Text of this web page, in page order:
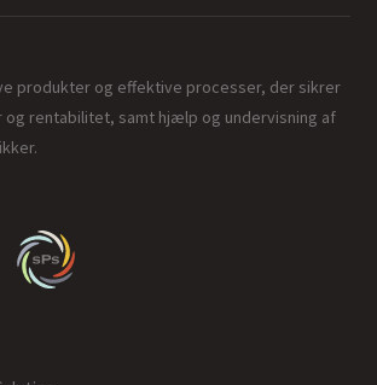
produkter og effektive processer, der sikrer
rentabilitet, samt hjælp og undervisning af